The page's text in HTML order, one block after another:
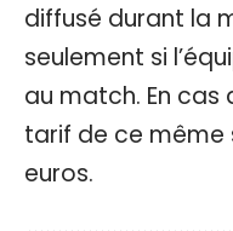
diffusé durant la
seulement si
au match. En cas
tarif de ce même
euros.